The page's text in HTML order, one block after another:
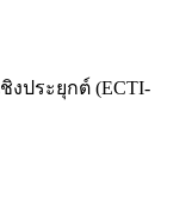
ประยุกต์ (ECTI-